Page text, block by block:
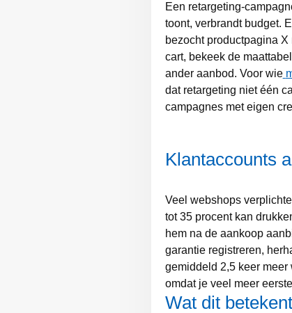
Een retargeting-
toont, verbrandt budget.
bezocht productpagina
cart, bekeek de
ander aanbod. Voor wie
dat retargeting niet één
campagnes met eigen
Klantaccounts
Veel webshops
tot 35 procent kan
hem na de aankoop
garantie registreren,
gemiddeld 2,5 keer
omdat je veel meer
Wat dit